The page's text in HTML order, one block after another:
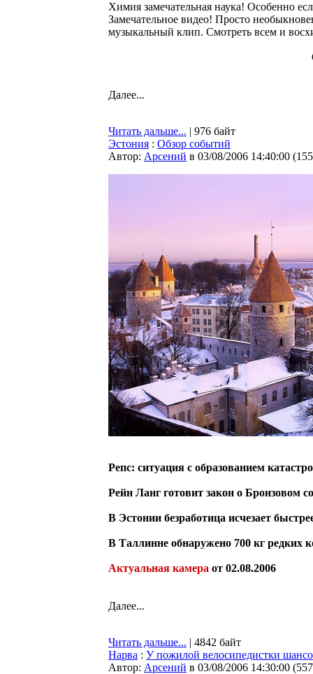
Химия замечательная наука! Особенно
Замечательное видео! Просто
музыкальный клип. Смотреть всем и
Далее...
Читать дальше... | 976 байт
Эстония : Обзор событий
Автор: Арсений в 03/08/2006 14:40:00 (
Репс: ситуация с образованием
Рейн Ланг готовит закон о Бронзовом
В Эстонии безработица исчезает
В Таллинне обнаружено 700 кг редких
Актуальная камера от 02.08.2006
Далее...
Читать дальше... | 4842 байт
Нарва : У пожилой велосипедистки
Автор: Арсений в 03/08/2006 14:30:00 (